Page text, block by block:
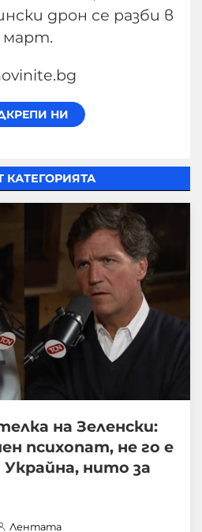
дрон се разби в
март.
КАТЕГОРИЯТА
на Зеленски:
психопат, не го е
нито за
Лентата